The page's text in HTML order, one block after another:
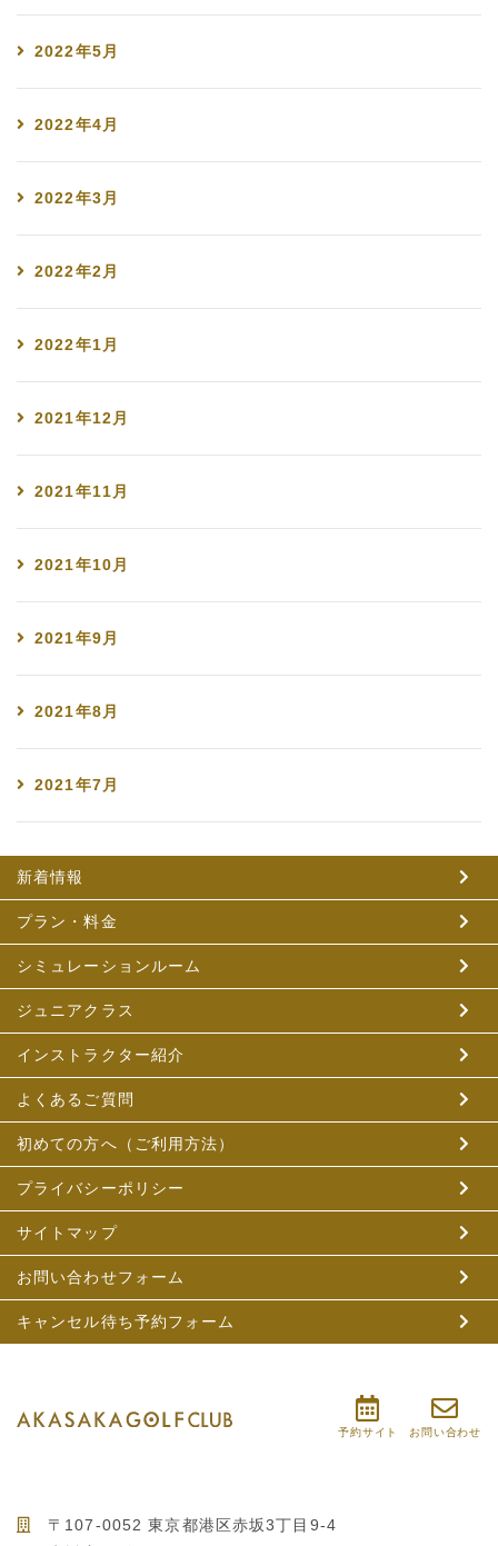
2022年5月
2022年4月
2022年3月
2022年2月
2022年1月
2021年12月
2021年11月
2021年10月
2021年9月
2021年8月
2021年7月
新着情報
プラン・料金
シミュレーションルーム
ジュニアクラス
インストラクター紹介
よくあるご質問
初めての方へ（ご利用方法）
プライバシーポリシー
サイトマップ
お問い合わせフォーム
キャンセル待ち予約フォーム
予約サイト お問い合わせ
〒107-0052 東京都港区赤坂3丁目9-4